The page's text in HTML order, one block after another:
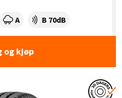
Våtgrep:
A Dekkstøy (dB):
B 70dB
og kjøp